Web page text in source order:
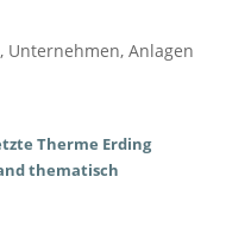
, Unternehmen, Anlagen
Therme Erding
thematisch